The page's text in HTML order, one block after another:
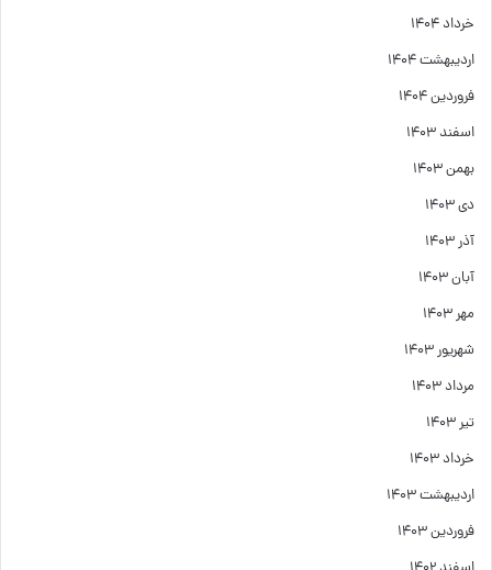
خرداد ۱۴۰۴
اردیبهشت ۱۴۰۴
فروردین ۱۴۰۴
اسفند ۱۴۰۳
بهمن ۱۴۰۳
دی ۱۴۰۳
آذر ۱۴۰۳
آبان ۱۴۰۳
مهر ۱۴۰۳
شهریور ۱۴۰۳
مرداد ۱۴۰۳
تیر ۱۴۰۳
خرداد ۱۴۰۳
اردیبهشت ۱۴۰۳
فروردین ۱۴۰۳